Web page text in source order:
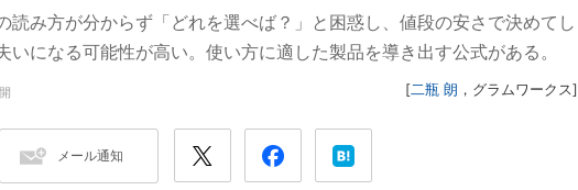
読み方が分からず「どれを選べば？」と困惑し、値段の安さで決めてし
いになる可能性が高い。使い方に適した製品を導き出す公式がある。
[二瓶 朗 ， グラムワークス]
メール通知